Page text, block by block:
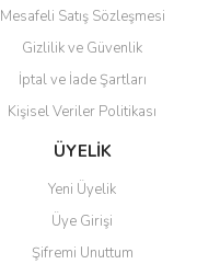
Gönder
Mesafeli Satış Sözleşmesi
Gizlilik ve Güvenlik
İptal ve İade Şartları
Kişisel Veriler Politikası
ÜYELİK
Yeni Üyelik
Üye Girişi
Şifremi Unuttum